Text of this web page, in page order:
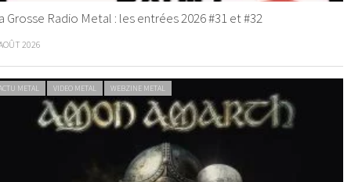
Grosse Radio Metal : les entrées 2026 #31 et #32
2026
METAL VIDEO METAL WEBZINE METAL